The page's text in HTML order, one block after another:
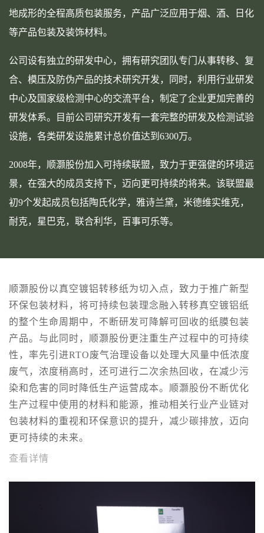
地成形的全程高质包装服务，产品广泛应用于烟、酒、日化
等产品包装及装饰材料。
公司设有独立的研发中心，拥有研究团队专门从事转移、复
合、模压及防伪产品的技术研究开发，同时，利用行业研发
中心及国家级检测中心的交流平台，制定了企业更加完善的
研发体系。目前公司研究开发有一套完整的研发及检测试验
设施，各类研发设施累计总价值达到6300万。
2008年，顺灏股份加入可持续联盟，致力于更强健的环境远
景，在强大的成员支持下，迈向更可持续的将来。该联盟最
初9个发起成员包括陶氏化学，雅诗兰黛，米德维实维克，
耐克，星巴克，联合利华，百事可乐等。
顺灏股份以真空镀铝转移纸为切入点，致力于推广新型
环保包装材料，将可持续包装理念融入转移真空镀铝纸
的整个生命周期中，不断研发可降解可回收的纸膜包装
产品。与此同时，顺灏股份更注重生产过程中的可持续
性，率先引进RTO废气治理设备以处理大风量中低浓度
废气，浓度稍高时，还可进行二次余热回收，在减少污
染和危害的同时降低生产运营成本。顺灏股份不断优化
生产过程中使用的材料和能源，推动相关行业产业链对
包装材料的重视和环保意识的提升，减少碳排放，迈向
更可持续的未来。
查看详情